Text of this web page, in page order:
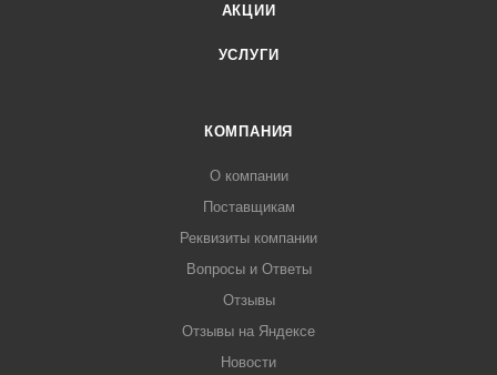
АКЦИИ
УСЛУГИ
КОМПАНИЯ
О компании
Поставщикам
Реквизиты компании
Вопросы и Ответы
Отзывы
Отзывы на Яндексе
Новости